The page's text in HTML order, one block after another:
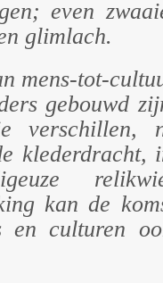
even
glimlach.
mens-tot-
gebouwd
verschillen,
klederdracht,
kan de
en culturen